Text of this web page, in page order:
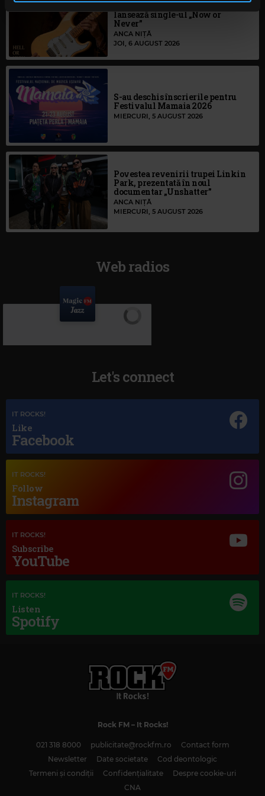
continuați să utilizați website-ul nostru, sunteți de acord
cu utilizarea modulelor noastre cookie.
albumul Hell or High Water și
lansează single-ul „Now or
Never”
ANCA NIȚĂ
JOI, 6 AUGUST 2026
S-au deschis înscrierile pentru
Festivalul Mamaia 2026
MIERCURI, 5 AUGUST 2026
Povestea revenirii trupei Linkin
Park, prezentată în noul
documentar „Unshatter”
ANCA NIȚĂ
MIERCURI, 5 AUGUST 2026
Web radios
DUKE ELLINGTON
Magic Classic Music
PRAGUE WALTZES
Let's connect
IT ROCKS!
Like
Facebook
IT ROCKS!
Follow
Instagram
IT ROCKS!
Subscribe
YouTube
IT ROCKS!
Listen
Spotify
Rock FM– It Rocks!
021 318 8000 publicitate@rockfm.ro
Contact form
Newsletter
Date societate
Cod deontologic
Termeni și condiții
Confidențialitate
Despre cookie-uri
CNA